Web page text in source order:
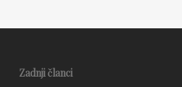
Zadnji članci